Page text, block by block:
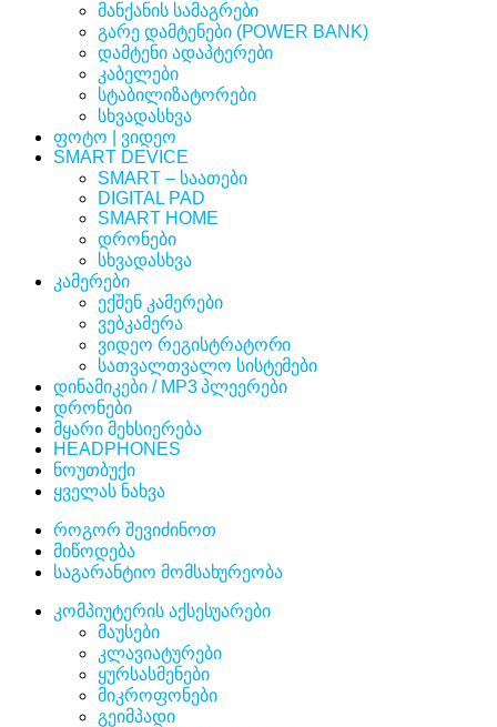
მანქანის სამაგრები
გარე დამტენები (POWER BANK)
დამტენი ადაპტერები
კაბელები
სტაბილიზატორები
სხვადასხვა
ფოტო | ვიდეო
SMART DEVICE
SMART – საათები
DIGITAL PAD
SMART HOME
დრონები
სხვადასხვა
კამერები
ექშენ კამერები
ვებკამერა
ვიდეო რეგისტრატორი
სათვალთვალო სისტემები
დინამიკები / MP3 პლეერები
დრონები
მყარი მეხსიერება
HEADPHONES
ნოუთბუქი
ყველას ნახვა
როგორ შევიძინოთ
მიწოდება
საგარანტიო მომსახურეობა
კომპიუტერის აქსესუარები
მაუსები
კლავიატურები
ყურსასმენები
მიკროფონები
გეიმპადი